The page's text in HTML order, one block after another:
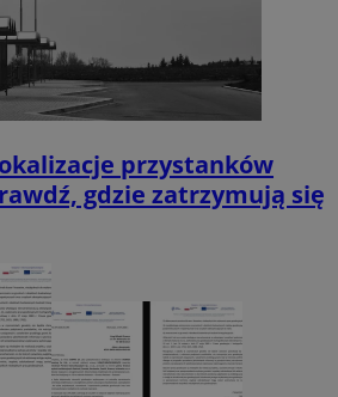
przystanków
gdzie zatrzymują się